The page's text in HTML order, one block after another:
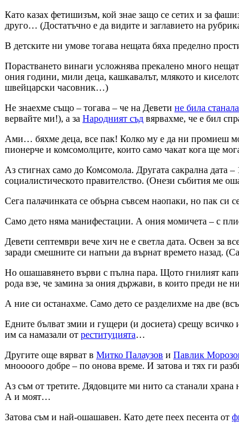
Като казах фетишизъм, кой знае защо се сетих и за
друго… (Достатъчно е да видите и заглавието на
В детските ни умове тогава нещата бяха пределно
Порастването винаги усложнява прекалено много
ония години, мили деца, кашкавалът, млякото и
швейцарски часовник…)
Не знаехме също – тогава – че на Девети не била
вервайте ми!), а за Народният съд вярвахме, че е бил
Ами… бяхме деца, все пак! Колко му е да ни промиеш
пионерче и комсомолците, които само чакат кога ще
Аз стигнах само до Комсомола. Другата сакрална дата
социалистическото правителство. (Онези събития ме
Сега палачинката се обърна съвсем наопаки, но пак си
Само дето няма манифестации. А ония момичета – с
Девети септември вече хич не е светла дата. Освен за
заради смешните си напъни да върнат времето назад.
Но ошашавянето върви с пълна пара. Щото гнилият
рода взе, че замина за ония държави, в които преди
А ние си останахме. Само дето се разделихме на две
Едните бълват змии и гущери (и досиета) срещу
им са намазали от реституцията…
Другите още вярват в Митко Палаузов и Павлик
мноооого добре – по онова време. И затова и тях ги
Аз съм от третите. Дядовците ми нито са станали
А и моят…
Затова съм и най-ошашавен. Като дете пеех песента от